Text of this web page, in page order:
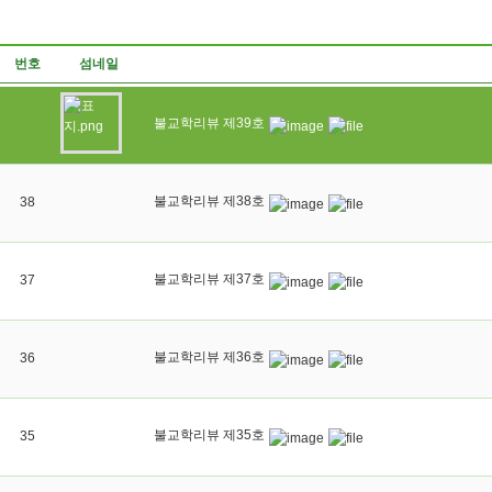
번호 섬네일
불교학리뷰 제39호
38 불교학리뷰 제38호
37 불교학리뷰 제37호
36 불교학리뷰 제36호
35 불교학리뷰 제35호